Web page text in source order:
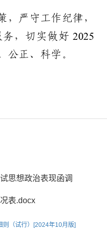
思想政治表现函调
表.docx
则（试行）[2024年10月版]